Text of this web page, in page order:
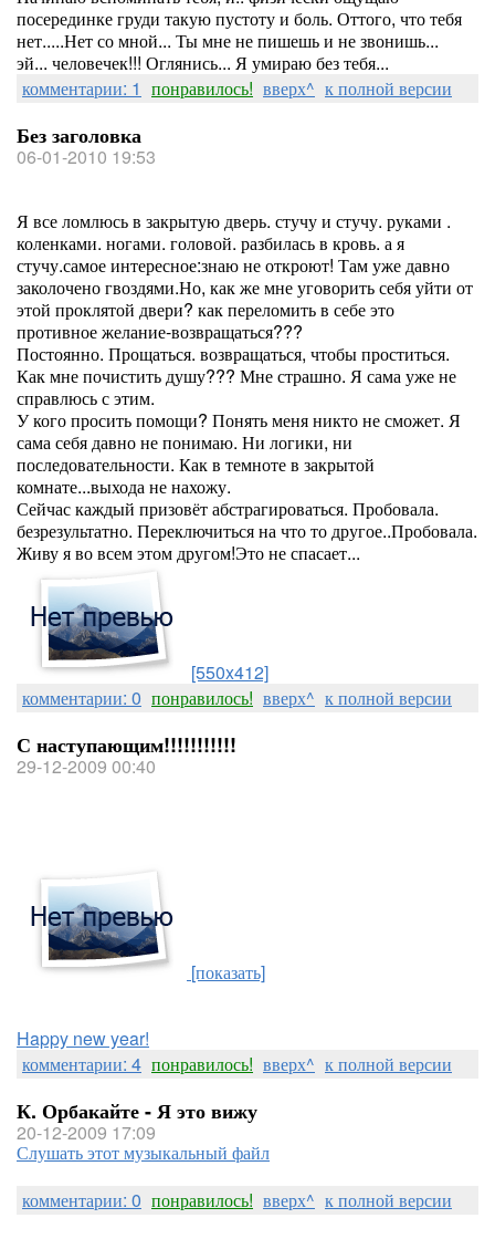
посерединке груди такую пустоту и боль. Оттого, что тебя
нет.....Нет со мной... Ты мне не пишешь и не звонишь...
эй... человечек!!! Оглянись... Я умираю без тебя...
комментарии: 1 понравилось! вверх^ к полной версии
Без заголовка
06-01-2010 19:53
Я все ломлюсь в закрытую дверь. стучу и стучу. руками .
коленками. ногами. головой. разбилась в кровь. а я
стучу.самое интересное:знаю не откроют! Там уже давно
заколочено гвоздями.Но, как же мне уговорить себя уйти от
этой проклятой двери? как переломить в себе это
противное желание-возвращаться???
Постоянно. Прощаться. возвращаться, чтобы проститься.
Как мне почистить душу??? Мне страшно. Я сама уже не
справлюсь с этим.
У кого просить помощи? Понять меня никто не сможет. Я
сама себя давно не понимаю. Ни логики, ни
последовательности. Как в темноте в закрытой
комнате...выхода не нахожу.
Сейчас каждый призовёт абстрагироваться. Пробовала.
безрезультатно. Переключиться на что то другое..Пробовала.
Живу я во всем этом другом!Это не спасает...
[550x412]
комментарии: 0 понравилось! вверх^ к полной версии
С наступающим!!!!!!!!!!!
29-12-2009 00:40
[показать]
Happy new year!
комментарии: 4 понравилось! вверх^ к полной версии
К. Орбакайте - Я это вижу
20-12-2009 17:09
Слушать этот музыкальный файл
комментарии: 0 понравилось! вверх^ к полной версии